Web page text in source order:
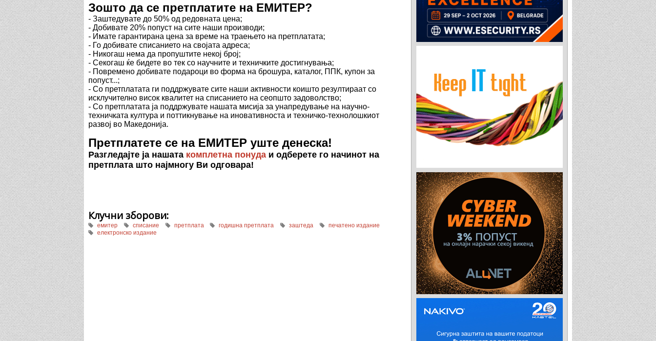
Зошто да се претплатите на ЕМИТЕР?
- Заштедувате до 50% од редовната цена;
- Добивате 20% попуст на сите наши производи;
- Имате гарантирана цена за време на траењето на претплатата;
- Го добивате списанието на својата адреса;
- Никогаш нема да пропуштите некој број;
- Секогаш ќе бидете во тек со научните и техничките достигнувања;
- Повремено добивате подароци во форма на брошура, каталог, ППК, купон за
попуст...;
- Со претплатата ги поддржувате сите наши активности коишто резултираат со
исклучително висок квалитет на списанието на сеопшто задоволство;
- Со претплатата ја поддржувате нашата мисија за унапредување на научно-
техничката култура и поттикнување на иновативноста и техничко-технолошкиот
развој во Македонија.
Претплатете се на ЕМИТЕР уште денеска!
Разгледајте ја нашата комплетна понуда и одберете го начинот на
претплата што најмногу Ви одговара!
Клучни зборови:
емитер списание претплата годишна претплата заштеда
печатено издание
електронско издание